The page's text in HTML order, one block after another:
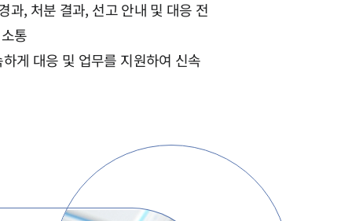
고객의 소리
통합검색
주요 업무사례
사례분석/최신동향
과, 처분 결과, 선고 안내 및 대응 전
통
게 대응 및 업무를 지원하여 신속